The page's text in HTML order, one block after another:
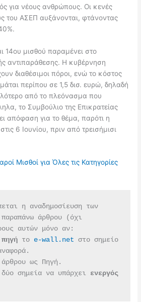
για νέους ανθρώπους. Οι κενές
του ΑΣΕΠ αυξάνονται, φτάνοντας
14ου μισθού παραμένει στο
αντιπαράθεσης. Η κυβέρνηση
διαθέσιμοι πόροι, ενώ το κόστος
περίπου σε 1,5 δισ. ευρώ, δηλαδή
από το πλεόνασμα που
το Συμβούλιο της Επικρατείας
απόφαση για το θέμα, παρότι η
6 Ιουνίου, πριν από τρεισήμισι
Μισθοί για Όλες τις Κατηγορίες
η αναδημοσίευση των
άρθρου (όχι
αυτών μόνο αν:
πηγή το e-wall.net στο σημείο
ως Πηγή.
σημεία να υπάρχει
ενεργός